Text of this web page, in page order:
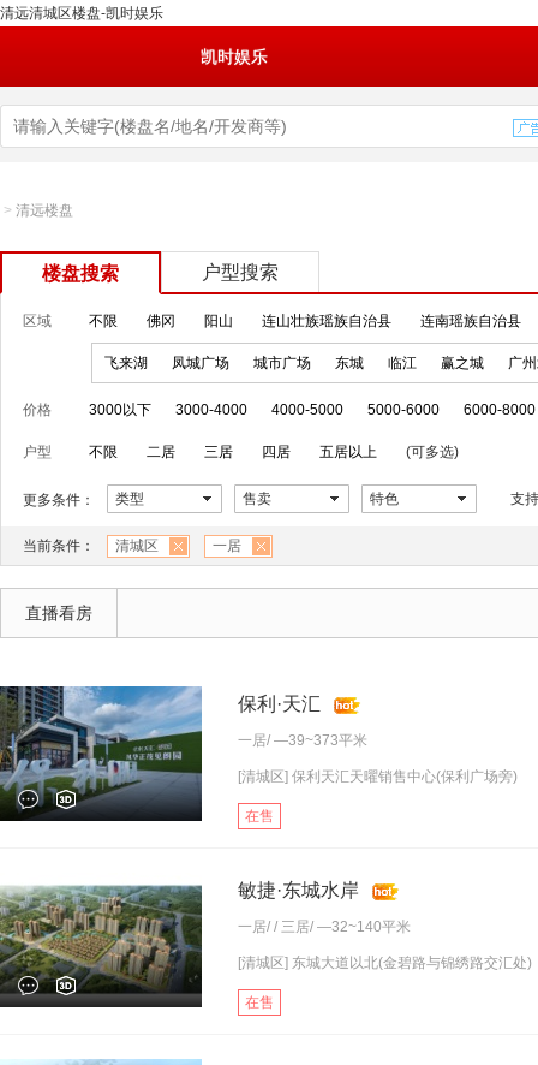
清远清城区楼盘-凯时娱乐
凯时娱乐
> 清远楼盘
楼盘搜索 户型搜索
区域 不限 佛冈 阳山 连山壮族瑶族自治县 连南瑶族自治县
飞来湖 凤城广场 城市广场 东城 临江 赢之城 广
价格 3000以下 3000-4000 4000-5000 5000-6000 6000-8000
户型 不限 二居 三居 四居 五居以上 (可多选)
更多条件： 类型 售卖 特色 支
当前条件： 清城区 一居
直播看房
保利·天汇
一居/ —39~373平米
[清城区] 保利天汇天曜销售中心(保利广场旁)
在售
敏捷·东城水岸
一居/ / 三居/ —32~140平米
[清城区] 东城大道以北(金碧路与锦绣路交汇处)
在售